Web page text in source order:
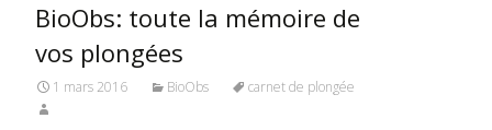
BioObs: toute la mémoire de
vos plongées
1 mars 2016 BioObs carnet de plongée